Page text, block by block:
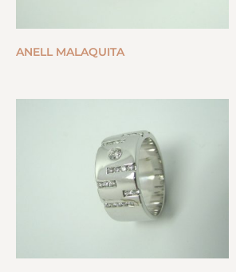
ANELL MALAQUITA